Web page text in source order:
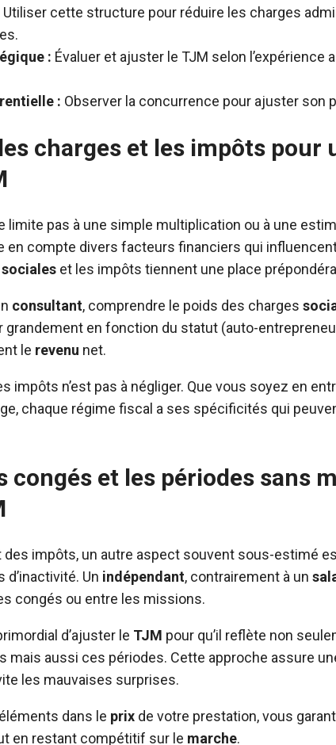
Utiliser cette structure pour réduire les charges
: Évaluer et ajuster le TJM selon l’expérience
: Observer la concurrence pour ajuster son
charges et les impôts pour
limite pas à une simple multiplication ou à une
en compte divers facteurs financiers qui
sociales et les impôts tiennent une place
consultant, comprendre le poids des charges
grandement en fonction du statut (auto-
le revenu net.
impôts n’est pas à négliger. Que vous soyez en
chaque régime fiscal a ses spécificités qui
congés et les périodes sans
des impôts, un autre aspect souvent sous-estimé
Un indépendant, contrairement à un
congés ou entre les missions.
d’ajuster le TJM pour qu’il reflète non
mais aussi ces périodes. Cette approche assure
les mauvaises surprises.
dans le prix de votre prestation, vous
en restant compétitif sur le marche.